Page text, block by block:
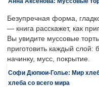
Безупречная форма,
— книга расскажет, как
Вы увидите муссовые
приготовить каждый слой:
начинку, мусс, покрытие.
Софи Дюпюи-Голье: Мир
хлеба со всего мира